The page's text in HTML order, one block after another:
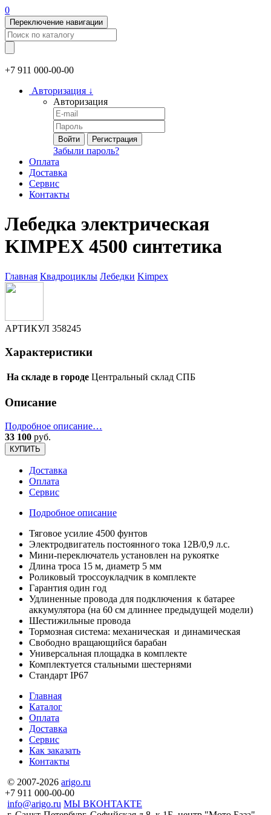
0
Переключение навигации
+7 911 000-00-00
Авторизация ↓
Авторизация
Войти Регистрация
Забыли пароль?
Оплата
Доставка
Сервис
Контакты
Лебедка электрическая
KIMPEX 4500 синтетика
Главная Квадроциклы Лебедки Kimpex
АРТИКУЛ 358245
Характеристики
На складе в городе Центральный склад СПБ
Описание
Подробное описание…
33 100 руб.
КУПИТЬ
Доставка
Оплата
Сервис
Подробное описание
Тяговое усилие 4500 фунтов
Электродвигатель постоянного тока 12В/0,9 л.с.
Мини-переключатель установлен на рукоятке
Длина троса 15 м, диаметр 5 мм
Роликовый троссоукладчик в комплекте
Гарантия один год
Удлиненные провода для подключения к батарее
аккумулятора (на 60 см длиннее предыдущей модели)
Шестижильные провода
Тормозная система: механическая и динамическая
Свободно вращающийся барабан
Универсальная площадка в комплекте
Комплектуется стальными шестернями
Cтандарт IP67
Главная
Каталог
Оплата
Доставка
Сервис
Как заказать
Контакты
© 2007-2026 arigo.ru
+7 911 000-00-00
info@arigo.ru МЫ ВКОНТАКТЕ